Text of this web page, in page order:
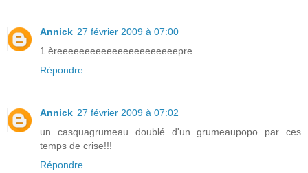
Annick 27 février 2009 à 07:00
1 èreeeeeeeeeeeeeeeeeeeeeepre
Répondre
Annick 27 février 2009 à 07:02
un casquagrumeau doublé d'un grumeaupopo par ces
temps de crise!!!
Répondre